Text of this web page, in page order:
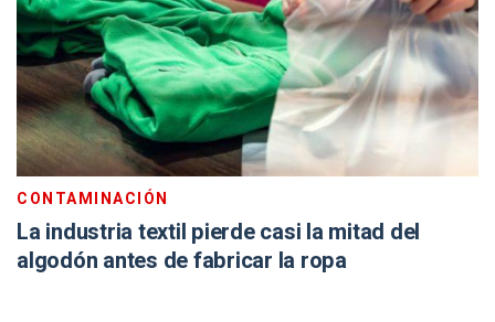
CONTAMINACIÓN
La industria textil pierde casi la mitad del
algodón antes de fabricar la ropa